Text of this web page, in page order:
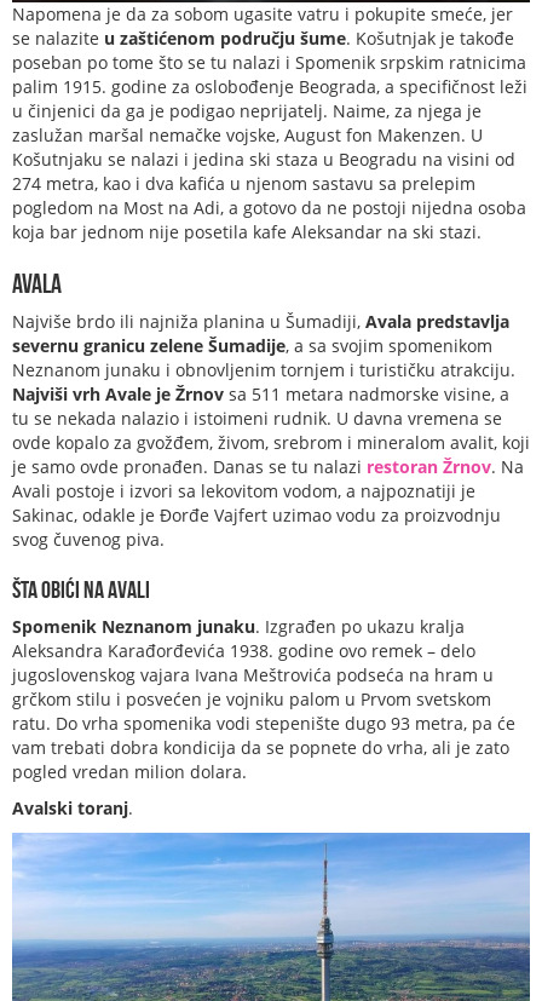
Napomena je da za sobom ugasite vatru i pokupite smeće, jer
se nalazite u zaštićenom području šume. Košutnjak je takođe
poseban po tome što se tu nalazi i Spomenik srpskim ratnicima
palim 1915. godine za oslobođenje Beograda, a specifičnost leži
u činjenici da ga je podigao neprijatelj. Naime, za njega je
zaslužan maršal nemačke vojske, August fon Makenzen. U
Košutnjaku se nalazi i jedina ski staza u Beogradu na visini od
274 metra, kao i dva kafića u njenom sastavu sa prelepim
pogledom na Most na Adi, a gotovo da ne postoji nijedna osoba
koja bar jednom nije posetila kafe Aleksandar na ski stazi.
Avala
Najviše brdo ili najniža planina u Šumadiji, Avala predstavlja
severnu granicu zelene Šumadije, a sa svojim spomenikom
Neznanom junaku i obnovljenim tornjem i turističku atrakciju.
Najviši vrh Avale je Žrnov sa 511 metara nadmorske visine, a
tu se nekada nalazio i istoimeni rudnik. U davna vremena se
ovde kopalo za gvožđem, živom, srebrom i mineralom avalit, koji
je samo ovde pronađen. Danas se tu nalazi restoran Žrnov. Na
Avali postoje i izvori sa lekovitom vodom, a najpoznatiji je
Sakinac, odakle je Đorđe Vajfert uzimao vodu za proizvodnju
svog čuvenog piva.
Šta obići na Avali
Spomenik Neznanom junaku. Izgrađen po ukazu kralja
Aleksandra Karađorđevića 1938. godine ovo remek – delo
jugoslovenskog vajara Ivana Meštrovića podseća na hram u
grčkom stilu i posvećen je vojniku palom u Prvom svetskom
ratu. Do vrha spomenika vodi stepenište dugo 93 metra, pa će
vam trebati dobra kondicija da se popnete do vrha, ali je zato
pogled vredan milion dolara.
Avalski toranj.